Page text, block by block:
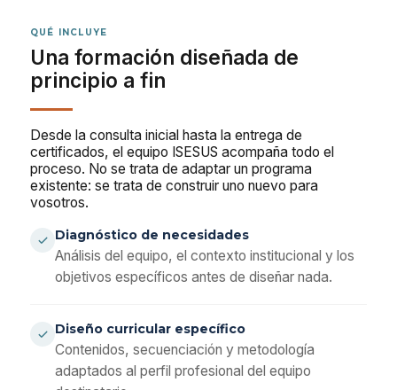
QUÉ INCLUYE
Una formación diseñada de
principio a fin
Desde la consulta inicial hasta la entrega de
certificados, el equipo ISESUS acompaña todo el
proceso. No se trata de adaptar un programa
existente: se trata de construir uno nuevo para
vosotros.
Diagnóstico de necesidades
Análisis del equipo, el contexto institucional y los
objetivos específicos antes de diseñar nada.
Diseño curricular específico
Contenidos, secuenciación y metodología
adaptados al perfil profesional del equipo